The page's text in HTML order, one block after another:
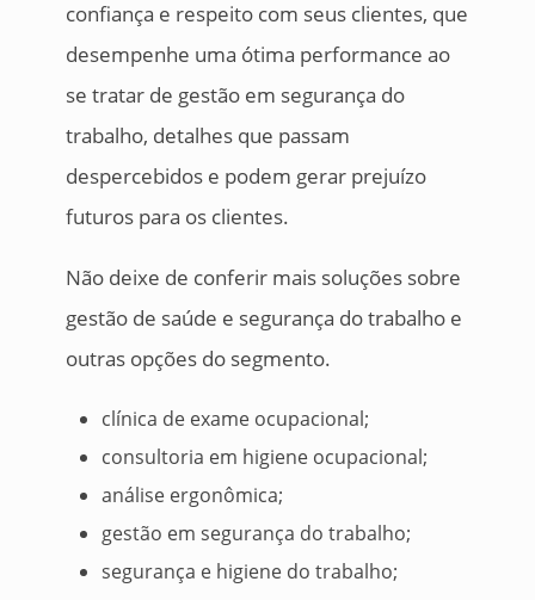
confiança e respeito com seus clientes, que
desempenhe uma ótima performance ao
se tratar de gestão em segurança do
trabalho, detalhes que passam
despercebidos e podem gerar prejuízo
futuros para os clientes.
Não deixe de conferir mais soluções sobre
gestão de saúde e segurança do trabalho e
outras opções do segmento.
clínica de exame ocupacional;
consultoria em higiene ocupacional;
análise ergonômica;
gestão em segurança do trabalho;
segurança e higiene do trabalho;